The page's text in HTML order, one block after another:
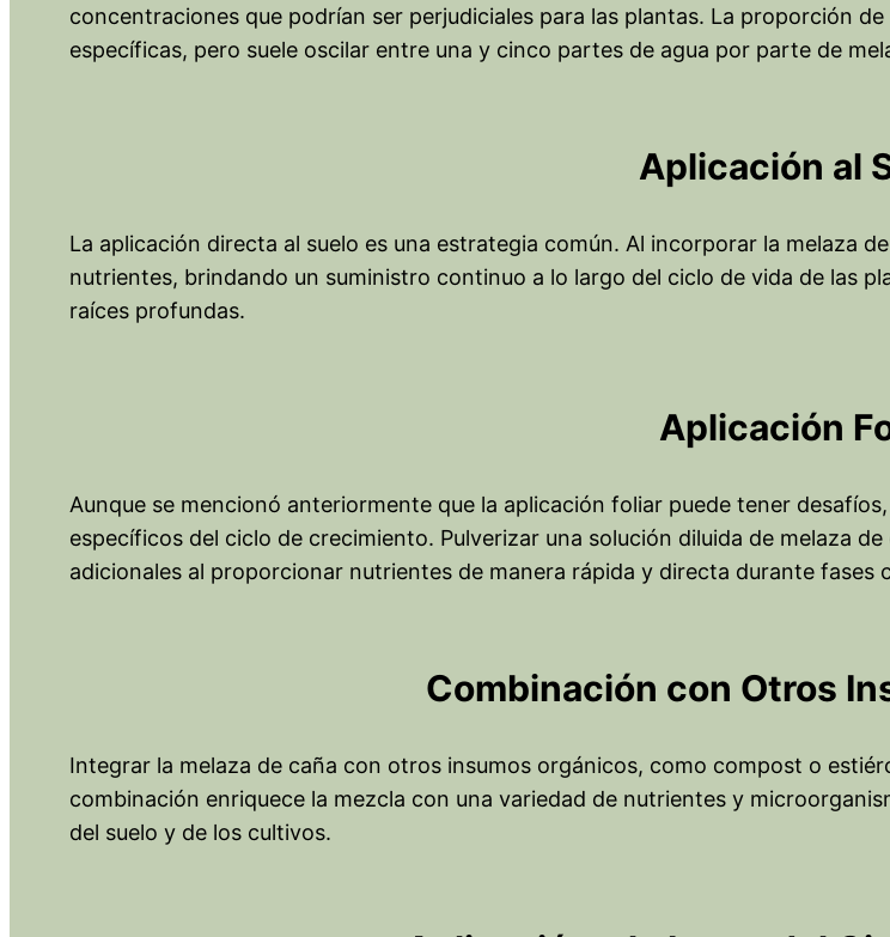
concentraciones que podrían ser perjudiciales para las plantas. La proporción
específicas, pero suele oscilar entre una y cinco partes de agua por parte de
Aplicación al
La aplicación directa al suelo es una estrategia común. Al incorporar la melaza
nutrientes, brindando un suministro continuo a lo largo del ciclo de vida de las
raíces profundas.
Aplicación
Aunque se mencionó anteriormente que la aplicación foliar puede tener
específicos del ciclo de crecimiento. Pulverizar una solución diluida de melaza
adicionales al proporcionar nutrientes de manera rápida y directa durante fases
Combinación con Otros
Integrar la melaza de caña con otros insumos orgánicos, como compost o
combinación enriquece la mezcla con una variedad de nutrientes y
del suelo y de los cultivos.